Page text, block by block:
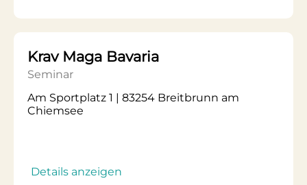
Krav Maga Bavaria
Seminar
Am Sportplatz 1 | 83254 Breitbrunn am
Chiemsee
Details anzeigen